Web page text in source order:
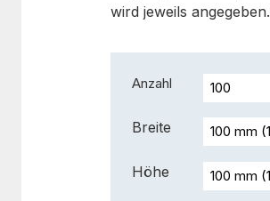
wird jeweils angegeben.
Anzahl
Breite
Höhe